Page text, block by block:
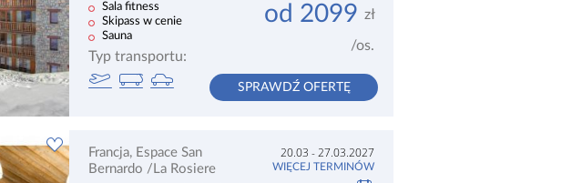
Sala fitness
Skipass w cenie
Sauna
Typ transportu:
od 2099 zł
/os.
SPRAWDŹ OFERTĘ
Francja, Espace San
Bernardo /La Rosiere
20.03 - 27.03.2027
WIĘCEJ TERMINÓW